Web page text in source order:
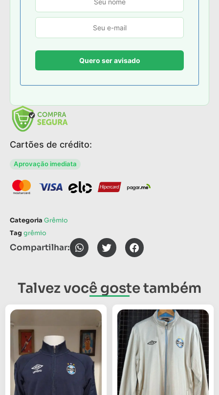
Cartões de crédito:
Aprovação imediata
Categoria Grêmio
Tag grêmio
Compartilhar:
Talvez você goste também